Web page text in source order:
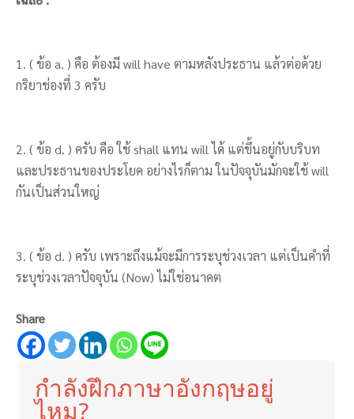
1. ( ข้อ a. ) คือ ต้องมี will have ตามหลังประธาน แล้วต่อด้วย
กริยาช่องที่ 3 ครับ
2. ( ข้อ d. ) ครับ คือ ใช้ shall แทน will ได้ แต่ขึ้นอยู่กับบริบท
และประธานของประโยค อย่างไรก็ตาม ในปัจจุบันมักจะใช้ will
กันเป็นส่วนใหญ่
3. ( ข้อ d. ) ครับ เพราะถึงแม้จะมีการระบุช่วงเวลา แต่เป็นคำที่
ระบุช่วงเวลาปัจจุบัน (Now) ไม่ใช่อนาคต
Share
กำลังฝึกภาษาอังกฤษอยู่
ไหม?